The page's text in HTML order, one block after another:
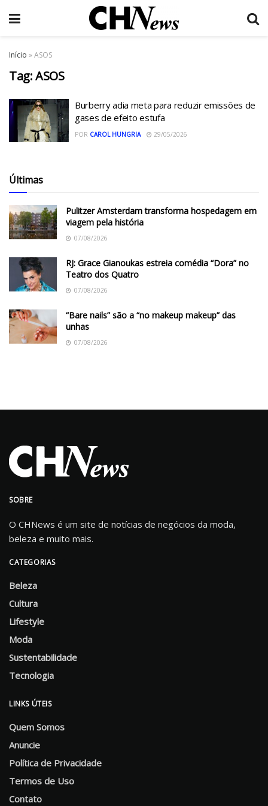
Início »ASOS
Tag:ASOS
Burberry adia meta para reduzir emissões de
gases de efeito estufa
POR CAROL HUNGRIA 29/05/2026
Últimas
Pulitzer Amsterdam transforma hospedagem em
viagem pela história
07/08/2026
RJ: Grace Gianoukas estreia comédia “Dora” no
Teatro dos Quatro
07/08/2026
“Bare nails” são a “no makeup makeup” das
unhas
07/08/2026
SOBRE
O CHNews é um site de notícias de negócios da moda,
beleza e muito mais.
CATEGORIAS
Beleza
Cultura
Lifestyle
Moda
Sustentabilidade
Tecnologia
LINKS ÚTEIS
Quem Somos
Anuncie
Política de Privacidade
Termos de Uso
Contato